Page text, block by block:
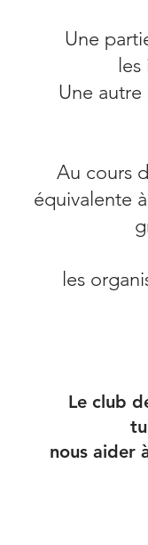
Une
Une
Au cours
équivalente
les
Le club
nous aider